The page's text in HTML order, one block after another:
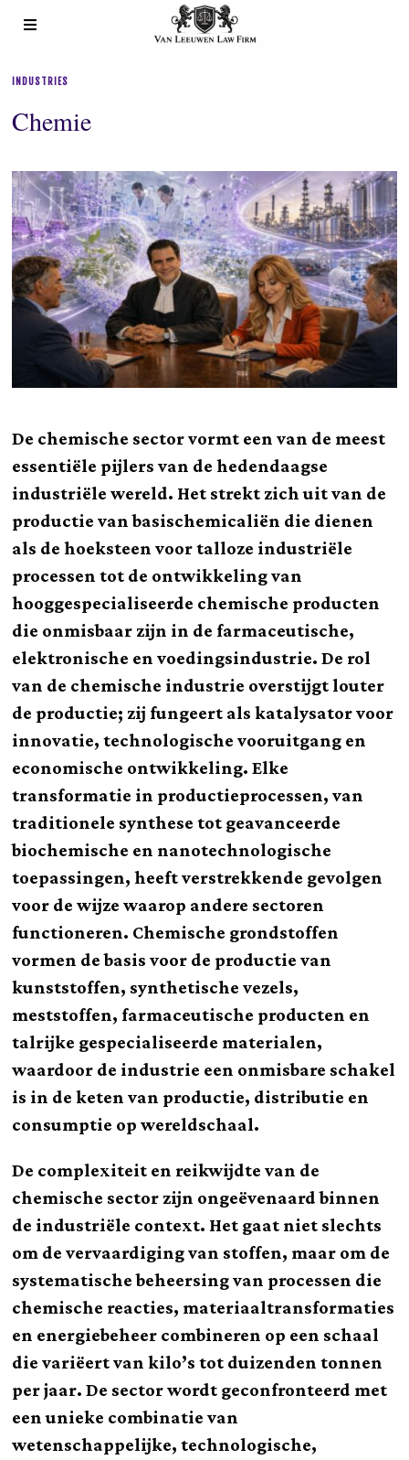
INDUSTRIES
Chemie
De chemische sector vormt een van de meest
essentiële pijlers van de hedendaagse
industriële wereld. Het strekt zich uit van de
productie van basischemicaliën die dienen
als de hoeksteen voor talloze industriële
processen tot de ontwikkeling van
hooggespecialiseerde chemische producten
die onmisbaar zijn in de farmaceutische,
elektronische en voedingsindustrie. De rol
van de chemische industrie overstijgt louter
de productie; zij fungeert als katalysator voor
innovatie, technologische vooruitgang en
economische ontwikkeling. Elke
transformatie in productieprocessen, van
traditionele synthese tot geavanceerde
biochemische en nanotechnologische
toepassingen, heeft verstrekkende gevolgen
voor de wijze waarop andere sectoren
functioneren. Chemische grondstoffen
vormen de basis voor de productie van
kunststoffen, synthetische vezels,
meststoffen, farmaceutische producten en
talrijke gespecialiseerde materialen,
waardoor de industrie een onmisbare schakel
is in de keten van productie, distributie en
consumptie op wereldschaal.
De complexiteit en reikwijdte van de
chemische sector zijn ongeëvenaard binnen
de industriële context. Het gaat niet slechts
om de vervaardiging van stoffen, maar om de
systematische beheersing van processen die
chemische reacties, materiaaltransformaties
en energiebeheer combineren op een schaal
die variëert van kilo’s tot duizenden tonnen
per jaar. De sector wordt geconfronteerd met
een unieke combinatie van
wetenschappelijke, technologische,